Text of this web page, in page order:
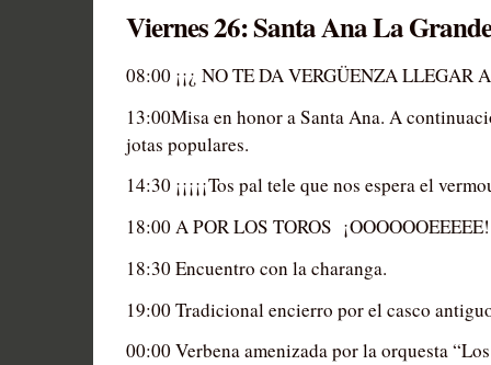
Viernes 26: Santa Ana La Grande
08:00 ¡¡¿ NO TE DA VERGÜENZA LLEGAR
13:00Misa en honor a Santa Ana. A
jotas populares.
14:30 ¡¡¡¡¡Tos pal tele que nos espera el
18:00 A POR LOS TOROS ¡OOOOOOEEEEE!
18:30 Encuentro con la charanga.
19:00 Tradicional encierro por el casco
00:00 Verbena amenizada por la orquesta “Los